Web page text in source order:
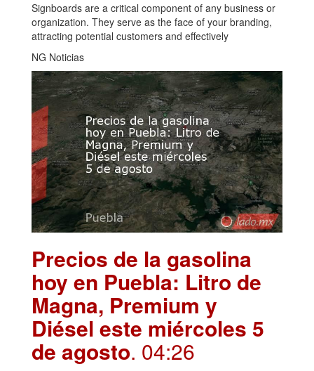
Signboards are a critical component of any business or
organization. They serve as the face of your branding,
attracting potential customers and effectively
NG Noticias
Precios de la gasolina
hoy en Puebla: Litro de
Magna, Premium y
Diésel este miércoles 5
de agosto. 04:26